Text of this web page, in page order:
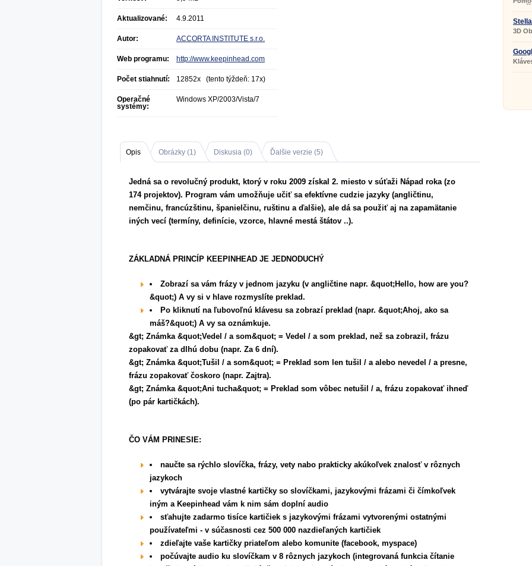
Aktualizované: 4.9.2011
Autor: ACCORTA INSTITUTE s.r.o.
Web programu: http://www.keepinhead.com
Počet stiahnutí: 12852x (tento týždeň: 17x)
Operačné
systémy:
Windows XP/2003/Vista/7
Opis Obrázky (1) Diskusia (0) Ďalšie verzie (5)
Jedná sa o revolučný produkt, ktorý v roku 2009 získal 2. miesto v súťaži Nápad roka (zo
174 projektov). Program vám umožňuje učiť sa efektívne cudzie jazyky (angličtinu,
nemčinu, francúzštinu, španielčinu, ruštinu a ďalšie), ale dá sa použiť aj na zapamätanie
iných vecí (termíny, definície, vzorce, hlavné mestá štátov ..).
ZÁKLADNÁ PRINCÍP KEEPINHEAD JE JEDNODUCHÝ
Zobrazí sa vám frázy v jednom jazyku (v angličtine napr. &quot;Hello, how are you?
&quot;) A vy si v hlave rozmyslíte preklad.
Po kliknutí na ľubovoľnú klávesu sa zobrazí preklad (napr. &quot;Ahoj, ako sa
máš?&quot;) A vy sa oznámkuje.
&gt; Známka &quot;Vedel / a som&quot; = Vedel / a som preklad, než sa zobrazil, frázu
zopakovať za dlhú dobu (napr. Za 6 dní).
&gt; Známka &quot;Tušil / a som&quot; = Preklad som len tušil / a alebo nevedel / a presne,
frázu zopakovať čoskoro (napr. Zajtra).
&gt; Známka &quot;Ani tucha&quot; = Preklad som vôbec netušil / a, frázu zopakovať ihneď
(po pár kartičkách).
ČO VÁM PRINESIE:
naučte sa rýchlo slovíčka, frázy, vety nabo prakticky akúkoľvek znalosť v rôznych
jazykoch
vytvárajte svoje vlastné kartičky so slovíčkami, jazykovými frázami či čímkoľvek
iným a Keepinhead vám k nim sám doplní audio
sťahujte zadarmo tisíce kartičiek s jazykovými frázami vytvorenými ostatnými
používateľmi - v súčasnosti cez 500 000 nazdieľaných kartičiek
zdieľajte vaše kartičky priateľom alebo komunite (facebook, myspace)
počúvajte audio ku slovíčkam v 8 rôznych jazykoch (integrovaná funkcia čítanie
3D